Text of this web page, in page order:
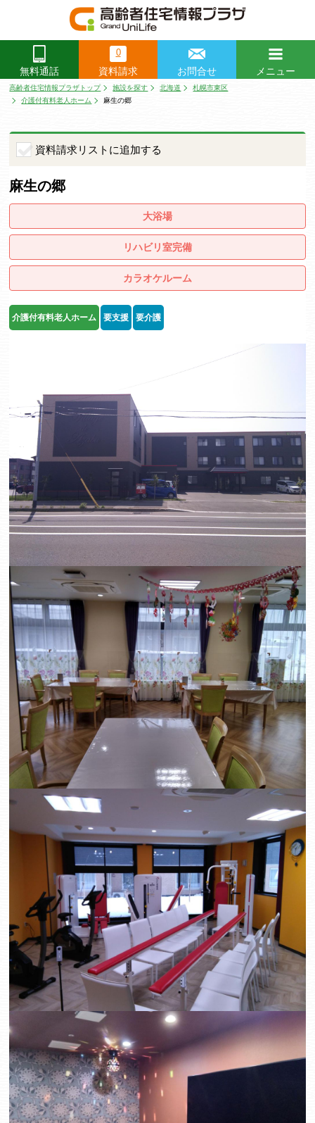
無料通話
0
資料請求 お問合せ
メニュー
高齢者住宅情報プラザトップ 施設を探す 北海道
札幌市東区
介護付有料老人ホーム
麻生の郷
資料請求リストに追加する
麻生の郷
大浴場
リハビリ室完備
カラオケルーム
介護付有料老人ホーム 要支援 要介護